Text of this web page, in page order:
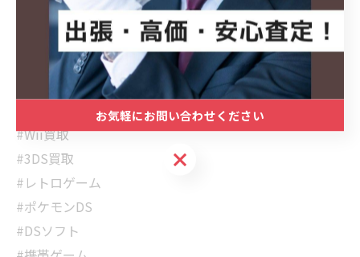
#任天堂DS
#DS買取
#ゲーム買取
#ゲームソフト買取
#Wii買取
#3DS買取
#レトロゲーム
#ポケモンDS
#DSソフト
お気軽にお問い合わせください
お気軽にお問い合わせください